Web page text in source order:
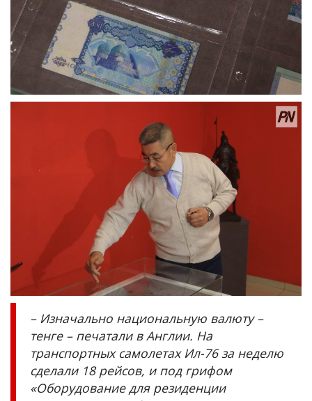
– Изначально национальную валюту –
тенге – печатали в Англии. На
транспортных самолетах Ил-76 за неделю
сделали 18 рейсов, и под грифом
«Оборудование для резиденции